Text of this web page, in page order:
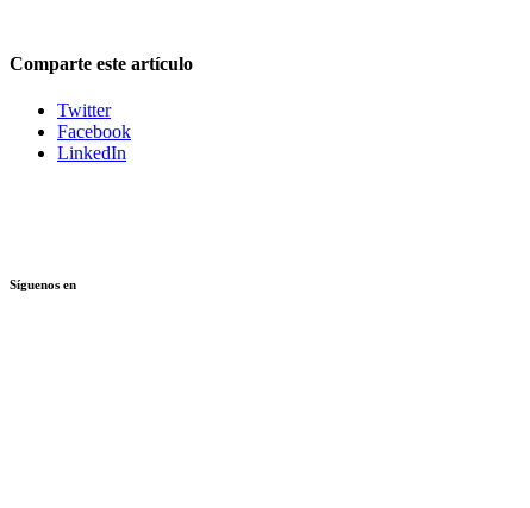
Comparte este artículo
Twitter
Facebook
LinkedIn
Síguenos en